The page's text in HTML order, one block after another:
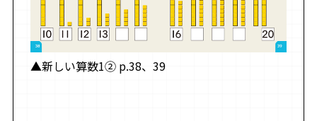
▲新しい算数1② p.38、39